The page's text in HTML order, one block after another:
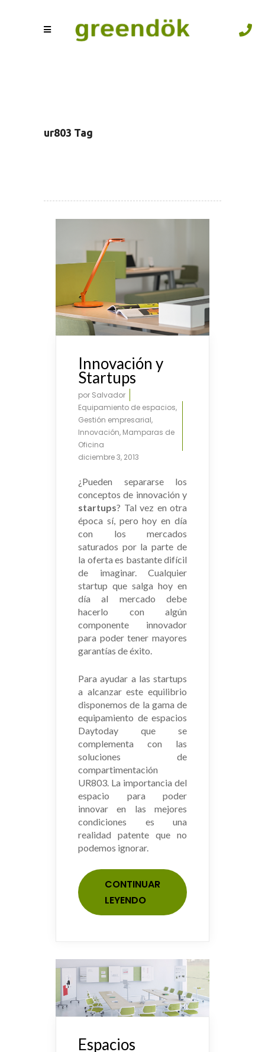
ur803 Tag
Innovación y
Startups
por Salvador
Equipamiento de espacios,
Gestión empresarial,
Innovación, Mamparas de
Oficina
diciembre 3, 2013
¿Pueden separarse los
conceptos de innovación y
startups? Tal vez en otra
época sí, pero hoy en día
con los mercados
saturados por la parte de
la oferta es bastante difícil
de imaginar. Cualquier
startup que salga hoy en
día al mercado debe
hacerlo con algún
componente innovador
para poder tener mayores
garantías de éxito.
Para ayudar a las startups
a alcanzar este equilibrio
disponemos de la gama de
equipamiento de espacios
Daytoday que se
complementa con las
soluciones de
compartimentación
UR803. La importancia del
espacio para poder
innovar en las mejores
condiciones es una
realidad patente que no
podemos ignorar.
CONTINUAR
LEYENDO
Espacios